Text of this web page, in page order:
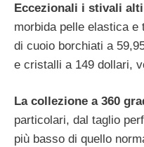
Eccezionali i stivali
morbida pelle elastica
di cuoio borchiati a
e cristalli a 149 dollari,
La collezione a 360
particolari, dal taglio
più basso di quello